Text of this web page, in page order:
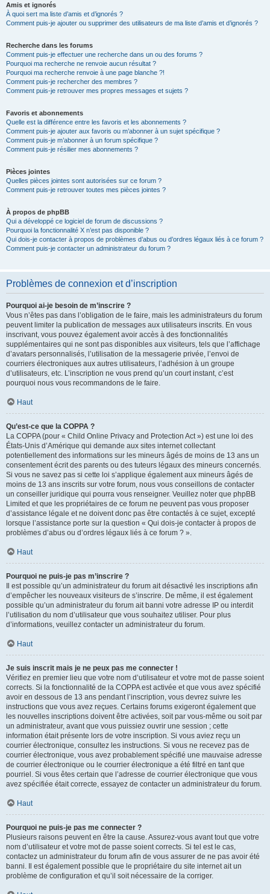
Amis et ignorés
À quoi sert ma liste d’amis et d’ignorés ?
Comment puis-je ajouter ou supprimer des utilisateurs de ma liste d’amis et d’ignorés ?
Recherche dans les forums
Comment puis-je effectuer une recherche dans un ou des forums ?
Pourquoi ma recherche ne renvoie aucun résultat ?
Pourquoi ma recherche renvoie à une page blanche ?!
Comment puis-je rechercher des membres ?
Comment puis-je retrouver mes propres messages et sujets ?
Favoris et abonnements
Quelle est la différence entre les favoris et les abonnements ?
Comment puis-je ajouter aux favoris ou m’abonner à un sujet spécifique ?
Comment puis-je m’abonner à un forum spécifique ?
Comment puis-je résilier mes abonnements ?
Pièces jointes
Quelles pièces jointes sont autorisées sur ce forum ?
Comment puis-je retrouver toutes mes pièces jointes ?
À propos de phpBB
Qui a développé ce logiciel de forum de discussions ?
Pourquoi la fonctionnalité X n’est pas disponible ?
Qui dois-je contacter à propos de problèmes d’abus ou d’ordres légaux liés à ce forum ?
Comment puis-je contacter un administrateur du forum ?
Problèmes de connexion et d’inscription
Pourquoi ai-je besoin de m’inscrire ?
Vous n’êtes pas dans l’obligation de le faire, mais les administrateurs du forum
peuvent limiter la publication de messages aux utilisateurs inscrits. En vous
inscrivant, vous pouvez également avoir accès à des fonctionnalités
supplémentaires qui ne sont pas disponibles aux visiteurs, tels que l’affichage
d’avatars personnalisés, l’utilisation de la messagerie privée, l’envoi de
courriers électroniques aux autres utilisateurs, l’adhésion à un groupe
d’utilisateurs, etc. L’inscription ne vous prend qu’un court instant, c’est
pourquoi nous vous recommandons de le faire.
Haut
Qu’est-ce que la COPPA ?
La COPPA (pour « Child Online Privacy and Protection Act ») est une loi des
États-Unis d’Amérique qui demande aux sites internet collectant
potentiellement des informations sur les mineurs âgés de moins de 13 ans un
consentement écrit des parents ou des tuteurs légaux des mineurs concernés.
Si vous ne savez pas si cette loi s’applique également aux mineurs âgés de
moins de 13 ans inscrits sur votre forum, nous vous conseillons de contacter
un conseiller juridique qui pourra vous renseigner. Veuillez noter que phpBB
Limited et que les propriétaires de ce forum ne peuvent pas vous proposer
d’assistance légale et ne doivent donc pas être contactés à ce sujet, excepté
lorsque l’assistance porte sur la question « Qui dois-je contacter à propos de
problèmes d’abus ou d’ordres légaux liés à ce forum ? ».
Haut
Pourquoi ne puis-je pas m’inscrire ?
Il est possible qu’un administrateur du forum ait désactivé les inscriptions afin
d’empêcher les nouveaux visiteurs de s’inscrire. De même, il est également
possible qu’un administrateur du forum ait banni votre adresse IP ou interdit
l’utilisation du nom d’utilisateur que vous souhaitez utiliser. Pour plus
d’informations, veuillez contacter un administrateur du forum.
Haut
Je suis inscrit mais je ne peux pas me connecter !
Vérifiez en premier lieu que votre nom d’utilisateur et votre mot de passe soient
corrects. Si la fonctionnalité de la COPPA est activée et que vous avez spécifié
avoir en dessous de 13 ans pendant l’inscription, vous devrez suivre les
instructions que vous avez reçues. Certains forums exigeront également que
les nouvelles inscriptions doivent être activées, soit par vous-même ou soit par
un administrateur, avant que vous puissiez ouvrir une session ; cette
information était présente lors de votre inscription. Si vous aviez reçu un
courrier électronique, consultez les instructions. Si vous ne recevez pas de
courrier électronique, vous avez probablement spécifié une mauvaise adresse
de courrier électronique ou le courrier électronique a été filtré en tant que
pourriel. Si vous êtes certain que l’adresse de courrier électronique que vous
avez spécifiée était correcte, essayez de contacter un administrateur du forum.
Haut
Pourquoi ne puis-je pas me connecter ?
Plusieurs raisons peuvent en être la cause. Assurez-vous avant tout que votre
nom d’utilisateur et votre mot de passe soient corrects. Si tel est le cas,
contactez un administrateur du forum afin de vous assurer de ne pas avoir été
banni. Il est également possible que le propriétaire du site internet ait un
problème de configuration et qu’il soit nécessaire de la corriger.